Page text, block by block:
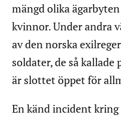
mängd olika
kvinnor. Under andra
av den norska
soldater, de så
är slottet öppet för
En känd incident